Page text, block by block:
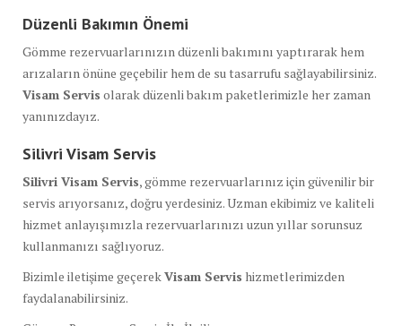
Düzenli Bakımın Önemi
Gömme rezervuarlarınızın düzenli bakımını yaptırarak hem
arızaların önüne geçebilir hem de su tasarrufu sağlayabilirsiniz.
Visam Servis olarak düzenli bakım paketlerimizle her zaman
yanınızdayız.
Silivri Visam Servis
Silivri Visam Servis, gömme rezervuarlarınız için güvenilir bir
servis arıyorsanız, doğru yerdesiniz. Uzman ekibimiz ve kaliteli
hizmet anlayışımızla rezervuarlarınızı uzun yıllar sorunsuz
kullanmanızı sağlıyoruz.
Bizimle iletişime geçerekVisam Servis hizmetlerimizden
faydalanabilirsiniz.